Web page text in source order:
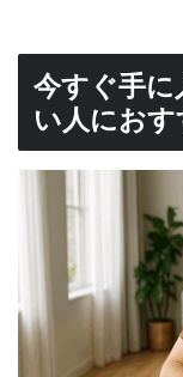
今すぐ手
い人にお